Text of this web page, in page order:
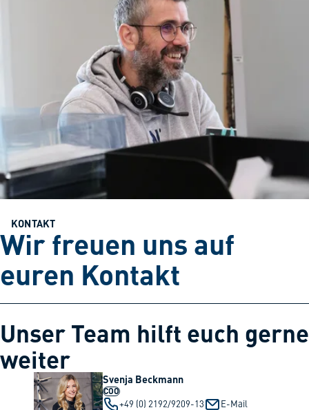
KONTAKT
Wir freuen uns auf
euren Kontakt
Unser Team hilft euch gerne
weiter
Svenja Beckmann
COO
+49 (0) 2192/9209-13 E-Mail